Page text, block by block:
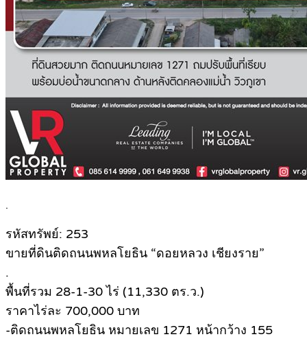
.
รหัสทรัพย์: 253
ขายที่ดินติดถนนพหลโยธิน “ดอยหลวง เชียงราย”
.
พื้นที่รวม 28-1-30 ไร่ (11,330 ตร.ว.)
ราคาไร่ละ 700,000 บาท
-ติดถนนพหลโยธิน หมายเลข 1271 หน้ากว้าง 155